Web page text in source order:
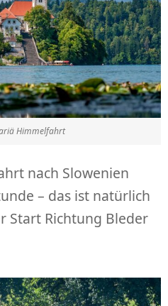
Himmelfahrt
nach Slowenien
– das ist natürlich
Start Richtung Bleder